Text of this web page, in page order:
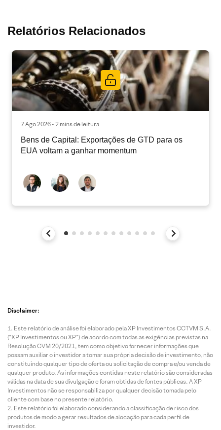
Relatórios Relacionados
7 Ago 2026 • 2 mins de leitura
Bens de Capital: Exportações de GTD para os
EUA voltam a ganhar momentum
Disclaimer:
Este relatório de análise foi elaborado pela XP Investimentos CCTVM S.A.
(“XP Investimentos ou XP”) de acordo com todas as exigências previstas na
Resolução CVM 20/2021, tem como objetivo fornecer informações que
possam auxiliar o investidor a tomar sua própria decisão de investimento, não
constituindo qualquer tipo de oferta ou solicitação de compra e/ou venda de
qualquer produto. As informações contidas neste relatório são consideradas
válidas na data de sua divulgação e foram obtidas de fontes públicas. A XP
Investimentos não se responsabiliza por qualquer decisão tomada pelo
cliente com base no presente relatório.
Este relatório foi elaborado considerando a classificação de risco dos
produtos de modo a gerar resultados de alocação para cada perfil de
investidor.